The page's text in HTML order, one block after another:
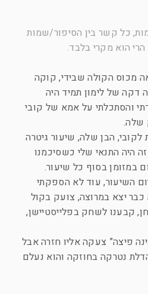
כל קשר בין הסיפור/שמות
הוא מקרי בלבד.
מכוס הקולה שבידי, קוקה
דקה של לימון תמיד היה
והסתכלתי על אמא של קובי
שלה.
הבן שלה, שיעור גיטרה
היה התנאי שלי כשסיכמנו
במזומן בסוף כל שיעור.
השיעור, עוד לא הספקתי
כבר יצא במרוצה, צועק בקול
קבענו לשחק בפלייסטיישן,
פיצה” צעקה אליו חזרה אבל
נטרקה בחוזקה והוא נעלם